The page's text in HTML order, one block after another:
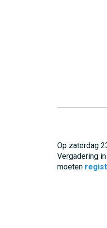
Op zaterdag
Vergadering
moeten